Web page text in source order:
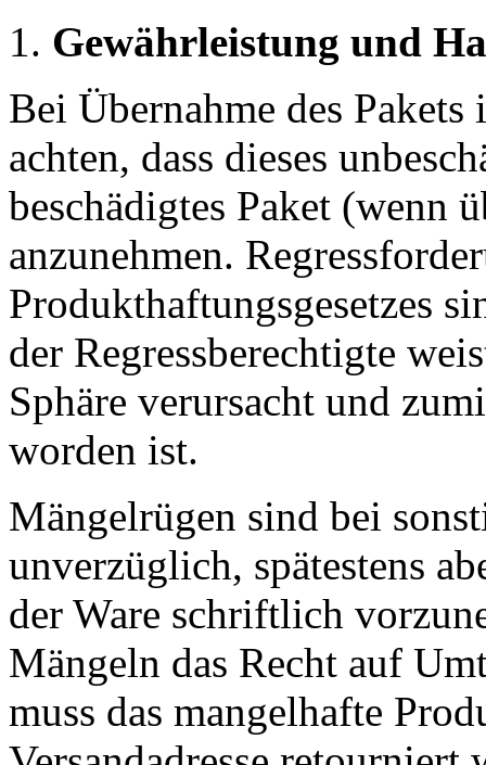
Gewährleistung und
Bei Übernahme des
achten, dass dieses
beschädigtes Paket (wenn
anzunehmen.
Produkthaftungsgesetzes
der Regressberechtigte
Sphäre verursacht und
worden ist.
Mängelrügen sind bei
unverzüglich, spätestens
der Ware schriftlich
Mängeln das Recht auf
muss das mangelhafte